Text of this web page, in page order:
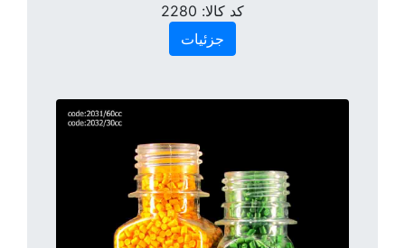
کد کالا: 2280
جزئیات